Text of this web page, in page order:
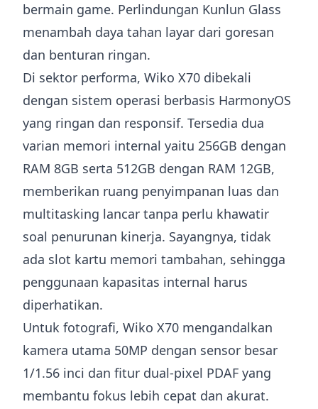
bermain game. Perlindungan Kunlun Glass
menambah daya tahan layar dari goresan
dan benturan ringan.
Di sektor performa, Wiko X70 dibekali
dengan sistem operasi berbasis HarmonyOS
yang ringan dan responsif. Tersedia dua
varian memori internal yaitu 256GB dengan
RAM 8GB serta 512GB dengan RAM 12GB,
memberikan ruang penyimpanan luas dan
multitasking lancar tanpa perlu khawatir
soal penurunan kinerja. Sayangnya, tidak
ada slot kartu memori tambahan, sehingga
penggunaan kapasitas internal harus
diperhatikan.
Untuk fotografi, Wiko X70 mengandalkan
kamera utama 50MP dengan sensor besar
1/1.56 inci dan fitur dual-pixel PDAF yang
membantu fokus lebih cepat dan akurat.